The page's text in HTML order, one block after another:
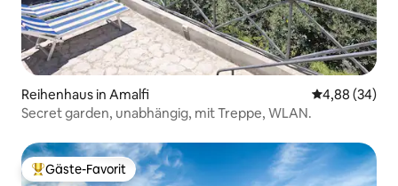
Reihenhaus in Amalfi
4,88 (34)
Secret garden, unabhängig, mit Treppe, WLAN.
Beliebter Gäste-Favorit.
Gäste-Favorit